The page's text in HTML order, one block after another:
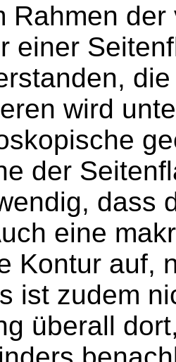
Rahmen
einer
wird
der
dass
eine
Kontur auf,
ist zudem
überall